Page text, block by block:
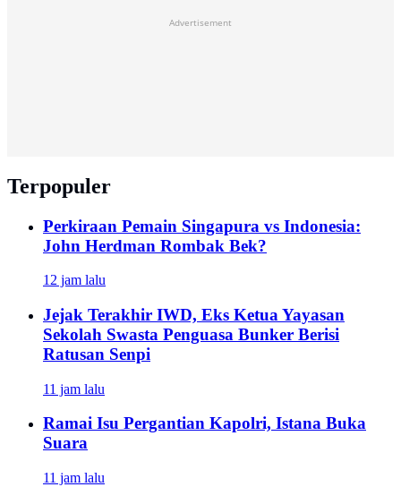
Advertisement
Terpopuler
Perkiraan Pemain Singapura vs Indonesia:
John Herdman Rombak Bek?
12 jam lalu
Jejak Terakhir IWD, Eks Ketua Yayasan
Sekolah Swasta Penguasa Bunker Berisi
Ratusan Senpi
11 jam lalu
Ramai Isu Pergantian Kapolri, Istana Buka
Suara
11 jam lalu